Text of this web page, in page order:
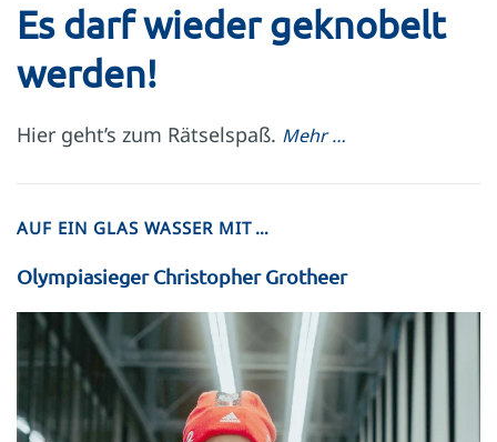
Es darf wieder geknobelt
werden!
Hier geht’s zum Rätselspaß. Mehr …
AUF EIN GLAS WASSER MIT …
Olympiasieger Christopher Grotheer